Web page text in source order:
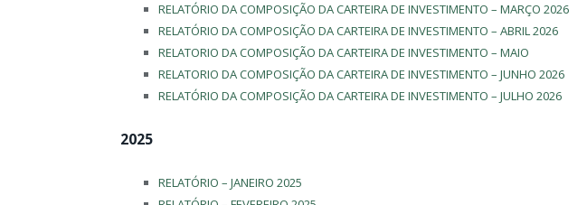
RELATÓRIO DA COMPOSIÇÃO DA CARTEIRA DE INVESTIMENTO – MARÇO 2026
RELATÓRIO DA COMPOSIÇÃO DA CARTEIRA DE INVESTIMENTO – ABRIL 2026
RELATORIO DA COMPOSIÇÃO DA CARTEIRA DE INVESTIMENTO – MAIO
RELATORIO DA COMPOSIÇÃO DA CARTEIRA DE INVESTIMENTO – JUNHO 2026
RELATÓRIO DA COMPOSIÇÃO DA CARTEIRA DE INVESTIMENTO – JULHO 2026
2025
RELATÓRIO – JANEIRO 2025